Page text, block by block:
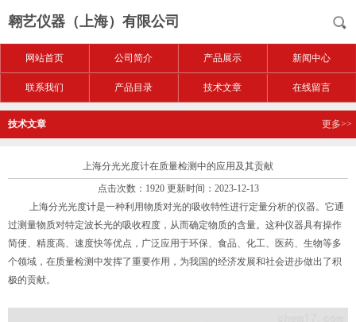
翱艺仪器（上海）有限公司
网站首页 公司简介 产品展示 新闻中心
联系我们 产品目录 技术文章 在线留言
技术文章 更多>>
上海分光光度计在质量检测中的应用及其贡献
点击次数：1920 更新时间：2023-12-13
上海分光光度计是一种利用物质对光的吸收特性进行定量分析的仪器。它通
过测量物质对特定波长光的吸收程度，从而确定物质的含量。这种仪器具有操作
简便、精度高、速度快等优点，广泛应用于环保、食品、化工、医药、生物等多
个领域，在质量检测中发挥了重要作用，为我国的经济发展和社会进步做出了积
极的贡献。